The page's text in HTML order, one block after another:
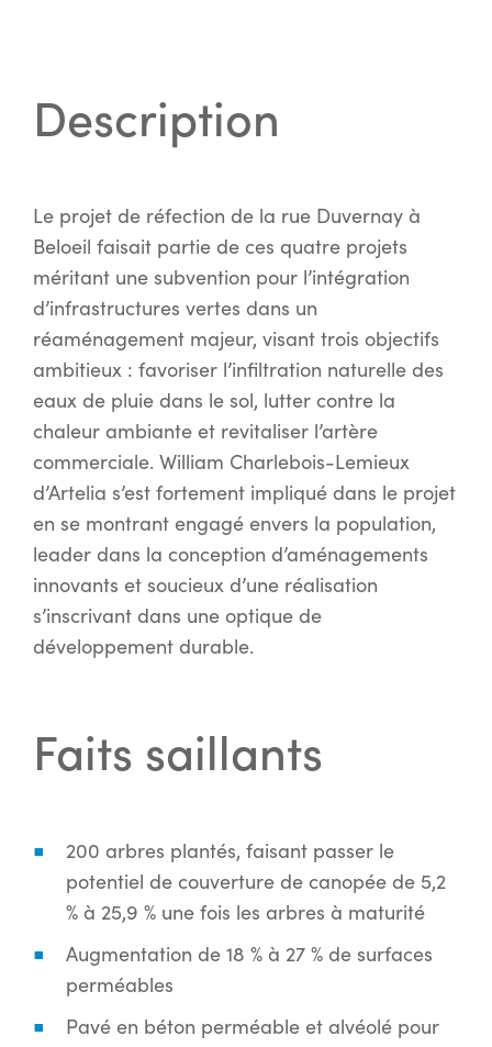
Description
Le projet de réfection de la rue Duvernay à
Beloeil faisait partie de ces quatre projets
méritant une subvention pour l’intégration
d’infrastructures vertes dans un
réaménagement majeur, visant trois objectifs
ambitieux : favoriser l’infiltration naturelle des
eaux de pluie dans le sol, lutter contre la
chaleur ambiante et revitaliser l’artère
commerciale. William Charlebois-Lemieux
d’Artelia s’est fortement impliqué dans le projet
en se montrant engagé envers la population,
leader dans la conception d’aménagements
innovants et soucieux d’une réalisation
s’inscrivant dans une optique de
développement durable.
Faits saillants
200 arbres plantés, faisant passer le
potentiel de couverture de canopée de 5,2
% à 25,9 % une fois les arbres à maturité
Augmentation de 18 % à 27 % de surfaces
perméables
Pavé en béton perméable et alvéolé pour